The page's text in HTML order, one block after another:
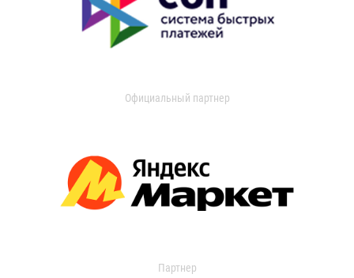
Официальный партнер
Партнер